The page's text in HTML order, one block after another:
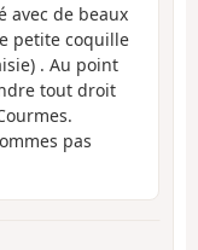
avec de beaux
petite coquille
. Au point
tout droit
pas